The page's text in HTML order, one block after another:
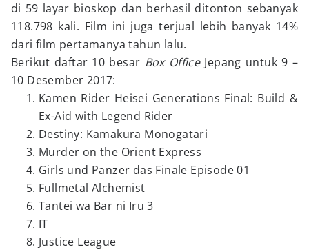
di 59 layar bioskop dan berhasil ditonton sebanyak
118.798 kali. Film ini juga terjual lebih banyak 14%
dari film pertamanya tahun lalu.
Berikut daftar 10 besar Box Office Jepang untuk 9 –
10 Desember 2017:
Kamen Rider Heisei Generations Final: Build &
Ex-Aid with Legend Rider
Destiny: Kamakura Monogatari
Murder on the Orient Express
Girls und Panzer das Finale Episode 01
Fullmetal Alchemist
Tantei wa Bar ni Iru 3
IT
Justice League